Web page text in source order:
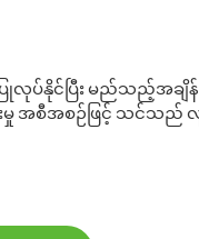
း ပြုလုပ်နိုင်ပြီး မည်သည့်
အစီအစဉ်ဖြင့် သင်သည် လု